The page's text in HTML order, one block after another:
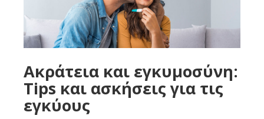
Ακράτεια και εγκυμοσύνη:
Tips και ασκήσεις για τις
εγκύους